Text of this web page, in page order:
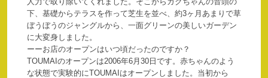
下、基礎からテラスを作って芝生を並べ、約3ヶ月あまりで草
ぼうぼうのジャングルから、一面グリーンの美しいガーデン
に大変身しました。
ーーお店のオープンはいつ頃だったのですか？
TOUMAIのオープンは2006年6月30日です。赤ちゃんのよう
な状態で実験的にTOUMAIはオープンしました。当初から